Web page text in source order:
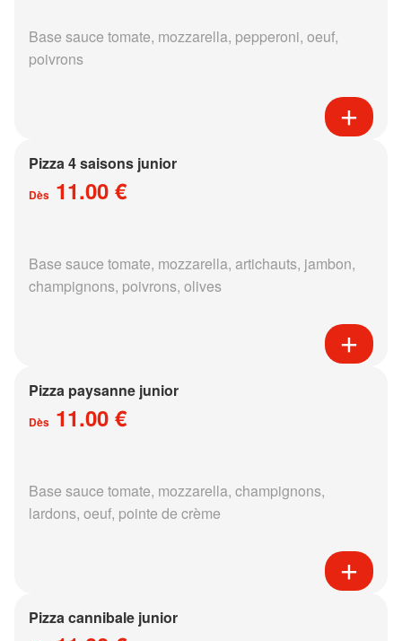
Base sauce tomate, mozzarella, pepperoni, oeuf,
poivrons
Pizza 4 saisons junior
Dès 11.00 €
Base sauce tomate, mozzarella, artichauts, jambon,
champignons, poivrons, olives
Pizza paysanne junior
Dès 11.00 €
Base sauce tomate, mozzarella, champignons,
lardons, oeuf, pointe de crème
Pizza cannibale junior